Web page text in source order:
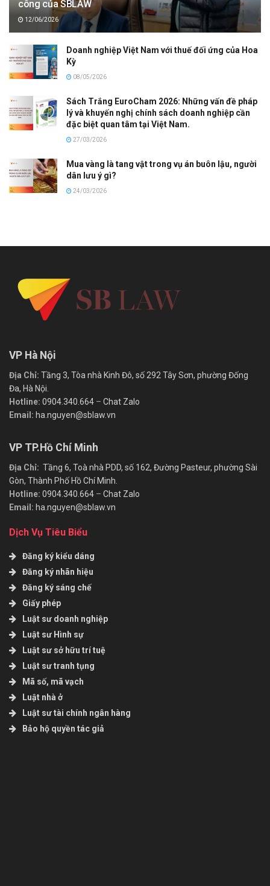
công của SBLAW
12/06/2026
Doanh nghiệp Việt Nam với thuế đối ứng của Hoa
Kỳ
08/05/2026
Sách Trắng EuroCham 2026: Những vấn đề pháp
lý và khuyến nghị chính sách doanh nghiệp cần
đặc biệt quan tâm tại Việt Nam.
27/03/2026
Mua vàng là tang vật trong vụ án buôn lậu, người
dân lưu ý gì?
24/03/2026
VP Hà Nội
Địa Chỉ: Tầng 3, Tòa nhà Kinh Đô, số 292 Tây Sơn, phường Đống
Đa, Hà Nội.
Hotline: 0904.340.664 – Chat Zalo
Email: ha.nguyen@sblaw.vn
VP TP.Hồ Chí Minh
Địa Chỉ: Tầng 6, Toà nhà PDD, số 162, Đường Pasteur, phường Sài
Gòn, Thành Phố Hồ Chí Minh.
Hotline: 0904.340.664 – Chat Zalo
Email: ha.nguyen@sblaw.vn
Dịch Vụ Tiêu Biểu
Đăng ký kiểu dáng
Đăng ký nhãn hiệu
Đăng ký sáng chế
Giấy phép
Luật sư doanh nghiệp
Luật sư Hình sự
Luật sư sở hữu trí tuệ
Luật sư tranh tụng
Mã số, mã vạch
Luật nhà ở
Luật sư tài chính ngân hàng
Bảo hộ quyền tác giả